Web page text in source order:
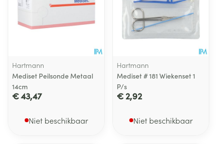
Hartmann
Mediset Peilsonde Metaal
14cm
€ 43,47
Niet beschikbaar
Hartmann
Mediset # 181 Wiekenset 1
P/s
€ 2,92
Niet beschikbaar